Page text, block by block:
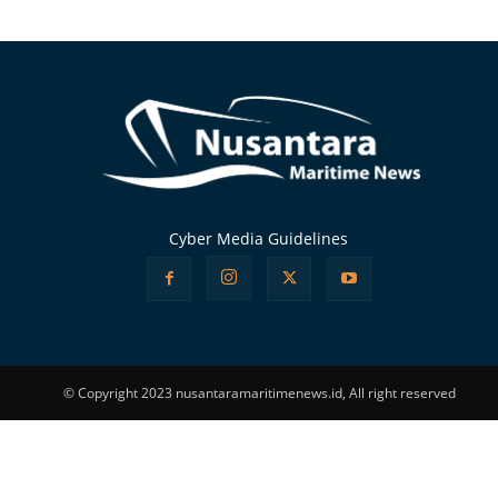
Cyber Media Guidelines
© Copyright 2023 nusantaramaritimenews.id, All right reserved